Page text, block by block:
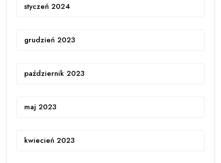
styczeń 2024
grudzień 2023
październik 2023
maj 2023
kwiecień 2023